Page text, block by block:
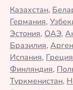
Казахстан,
Германия,
Эстония, ОАЭ,
Бразилия,
Испания, Греция
Финляндия,
Туркменистан,